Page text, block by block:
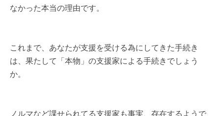
なかった本当の理由です。
これまで、あなたが支援を受ける為にしてきた手続き
は、果たして「本物」の支援家による手続きでしょう
か。
ノルマなど課せられてる支援家も事実、存在するようで